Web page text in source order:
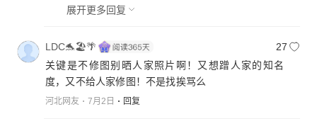
展开更多回复
LDC🐬🏖🌴
27
关键是不修图别晒人家照片啊！又想蹭人家的知名
度，又不给人家修图！不是找挨骂么
河北网友 7月2日 回复